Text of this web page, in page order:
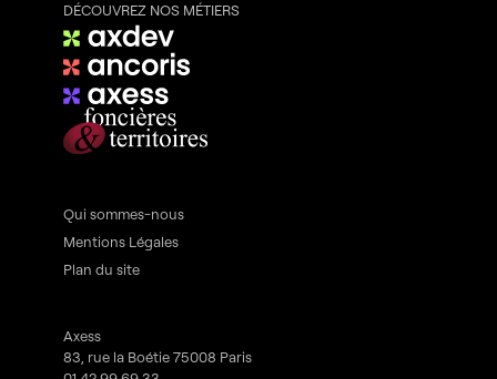
DÉCOUVREZ NOS MÉTIERS
Qui sommes-nous
Mentions Légales
Plan du site
Axess
83, rue la Boétie 75008 Paris